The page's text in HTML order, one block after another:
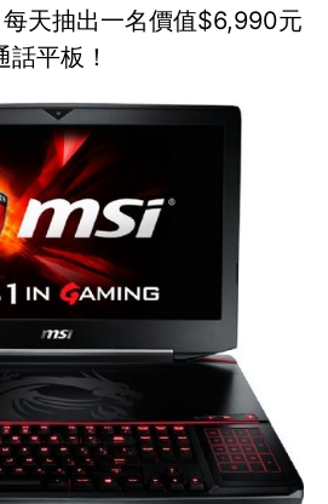
天抽出一名價值$6,990元
平板！